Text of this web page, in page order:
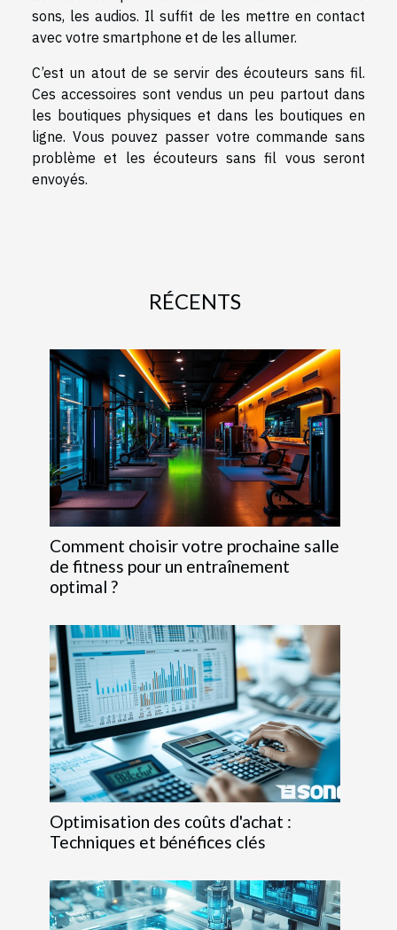
sons, les audios. Il suffit de les mettre en contact
avec votre smartphone et de les allumer.
C’est un atout de se servir des écouteurs sans fil.
Ces accessoires sont vendus un peu partout dans
les boutiques physiques et dans les boutiques en
ligne. Vous pouvez passer votre commande sans
problème et les écouteurs sans fil vous seront
envoyés.
RÉCENTS
Comment choisir votre prochaine salle
de fitness pour un entraînement
optimal ?
Optimisation des coûts d'achat :
Techniques et bénéfices clés